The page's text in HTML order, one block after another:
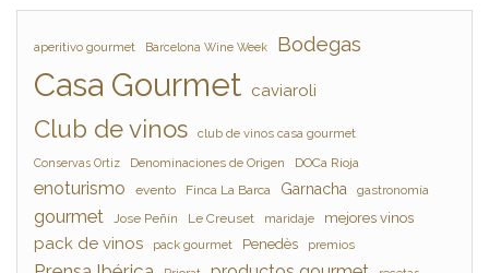
aperitivo gourmet Barcelona Wine Week Bodegas
Casa Gourmet caviaroli
Club de vinos club de vinos casa gourmet
Conservas Ortiz Denominaciones de Origen DOCa Rioja
enoturismo evento Finca La Barca Garnacha gastronomía
gourmet Jose Peñín Le Creuset maridaje mejores vinos
pack de vinos pack gourmet Penedès premios